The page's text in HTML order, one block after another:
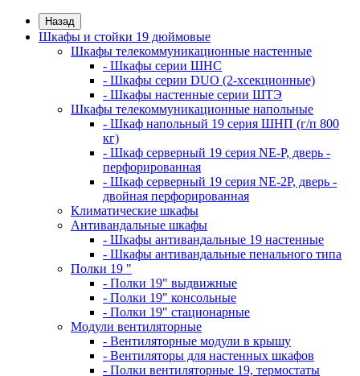
Назад
Шкафы и стойки 19 дюймовые
Шкафы телекоммуникационные настенные
- Шкафы серии ШНС
- Шкафы серии DUO (2-хсекционные)
- Шкафы настенные серии ШТЭ
Шкафы телекоммуникационные напольные
- Шкаф напольный 19 серия ШНП (г/п 800
кг)
- Шкаф серверный 19 серия NE-P, дверь -
перфорированная
- Шкаф серверный 19 серия NE-2P, дверь -
двойная перфорированная
Климатические шкафы
Антивандальные шкафы
- Шкафы антивандальные 19 настенные
- Шкафы антивандальные пенального типа
Полки 19 "
- Полки 19" выдвижные
- Полки 19" консольные
- Полки 19" стационарные
Модули вентиляторные
- Вентиляторные модули в крышу
- Вентиляторы для настенных шкафов
- Полки вентиляторные 19, термостаты